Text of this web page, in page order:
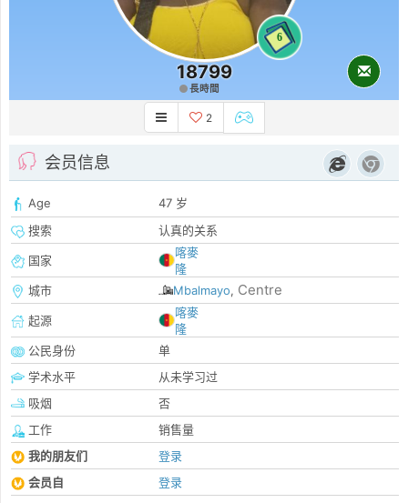
6
18799
長時間
2
会员信息
Age
47 岁
搜索
认真的关系
国家
喀麥
隆
城市
Mbalmayo, Centre
起源
喀麥
隆
公民身份
单
学术水平
从未学习过
吸烟
否
工作
销售量
我的朋友们
登录
会员自
登录